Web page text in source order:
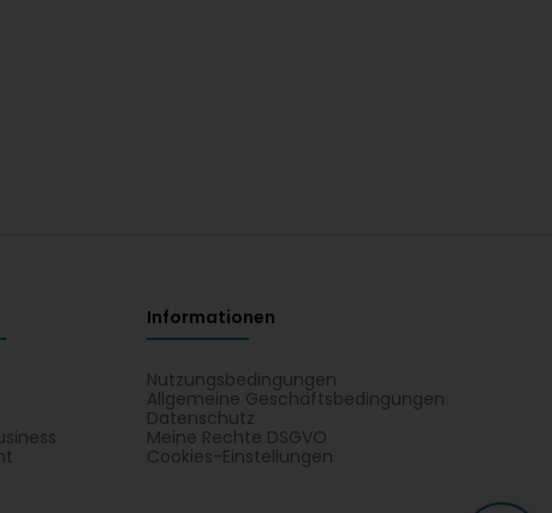
Informationen
Nutzungsbedingungen
Allgemeine Geschäftsbedingungen
Datenschutz
Meine Rechte DSGVO
Cookies-Einstellungen